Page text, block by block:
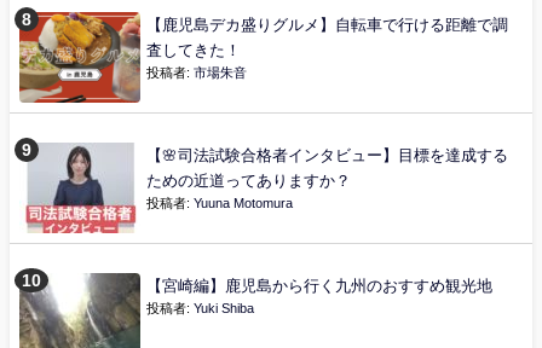
【鹿児島デカ盛りグルメ】自転車で行ける距離で調
査してきた！
投稿者: 市場朱音
【🌸司法試験合格者インタビュー】目標を達成する
ための近道ってありますか？
投稿者: Yuuna Motomura
【宮崎編】鹿児島から行く九州のおすすめ観光地
投稿者: Yuki Shiba